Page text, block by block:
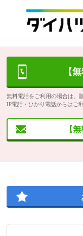
【
無料電話をご利用の場合は、
IP電話・ひかり電話からはご
【